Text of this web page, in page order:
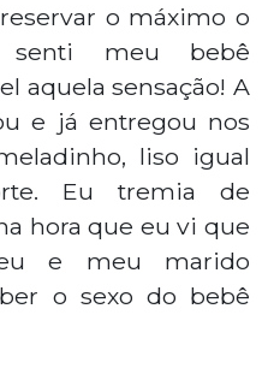
o máximo o
meu bebê
aquela sensação! A
e já entregou nos
liso igual
Eu tremia de
hora que eu vi que
e meu marido
o sexo do bebê